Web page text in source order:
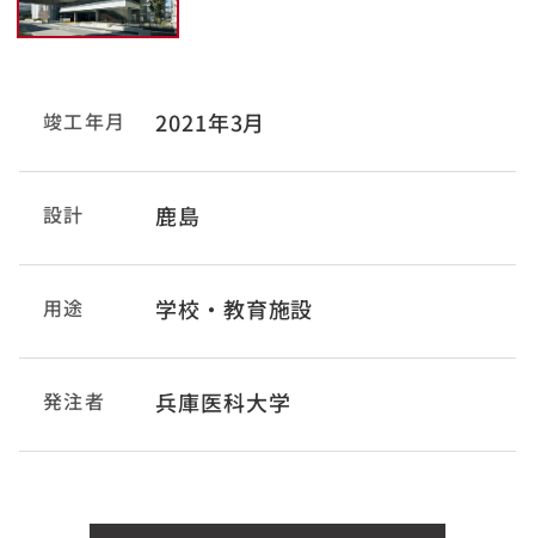
竣工年月 2021年3月
設計 鹿島
用途 学校・教育施設
発注者 兵庫医科大学